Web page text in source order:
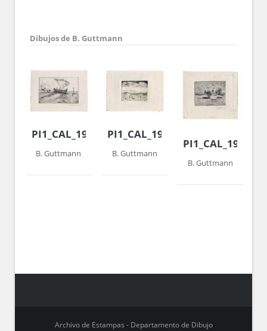
Dibujos de B. Guttmann
PI1_CAL_1978_042
B. Guttmann
PI1_CAL_1978_041
B. Guttmann
B. Guttmann
Archivo de Estampas - Departamento de Dibujo